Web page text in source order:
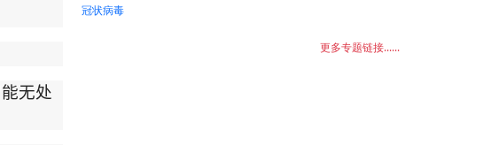
无处
冠状病毒
更多专题链接......